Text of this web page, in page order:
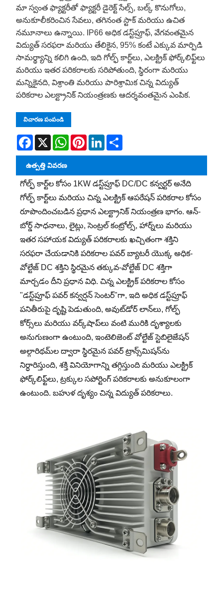
మా స్వంత ఫ్యాక్టరీతో ఫ్యాక్టరీ డైరెక్ట్ సేల్స్, బల్క్ కొనుగోలు,
అనుకూలీకరించిన సేవలు, తగినంత స్టాక్ మరియు ఉచిత
నమూనాలు ఉన్నాయి. IP66 అధిక డస్ట్‌ప్రూఫ్, వేగవంతమైన
విద్యుత్ సరఫరా మరియు తేలికైన, 95% కంటే ఎక్కువ మార్పిడి
సామర్థ్యాన్ని కలిగి ఉంది, ఇది గోల్ఫ్ కార్ట్‌లు, ఎలక్ట్రిక్ ఫోర్క్‌లిఫ్ట్‌లు
మరియు ఇతర పరికరాలకు సరిపోతుంది, స్థిరంగా మరియు
మన్నికైనది, విశ్రాంతి మరియు పారిశ్రామిక చిన్న విద్యుత్
పరికరాల ఎలక్ట్రానిక్ నియంత్రణకు ఆదర్శవంతమైన ఎంపిక.
విచారణ పంపండి
Facebook
X WhatsAppPinterestLinkedIn
ఉత్పత్తి వివరణ
గోల్ఫ్ కార్ట్‌ల కోసం 1KW డస్ట్‌ప్రూఫ్ DC/DC కన్వర్టర్ అనేది
గోల్ఫ్ కార్ట్‌లు మరియు చిన్న ఎలక్ట్రిక్ ఆపరేషన్ పరికరాల కోసం
రూపొందించబడిన ప్రధాన ఎలక్ట్రానిక్ నియంత్రణ భాగం. ఆన్-
బోర్డ్ సాధనాలు, లైట్లు, సెంట్రల్ కంట్రోల్స్, హార్న్‌లు మరియు
ఇతర సహాయక విద్యుత్ పరికరాలకు ఖచ్చితంగా శక్తిని
సరఫరా చేయడానికి పరికరాల పవర్ బ్యాటరీ యొక్క అధిక-
వోల్టేజ్ DC శక్తిని స్థిరమైన తక్కువ-వోల్టేజ్ DC శక్తిగా
మార్చడం దీని ప్రధాన విధి. చిన్న ఎలక్ట్రిక్ పరికరాల కోసం
"డస్ట్‌ప్రూఫ్ పవర్ కన్వర్షన్ సెంటర్"గా, ఇది అధిక డస్ట్‌ప్రూఫ్
పనితీరుపై దృష్టి పెడుతుంది, అవుట్‌డోర్ లాన్‌లు, గోల్ఫ్
కోర్స్‌లు మరియు వర్క్‌షాప్‌లు వంటి మురికి దృశ్యాలకు
అనుగుణంగా ఉంటుంది, ఇంటెలిజెంట్ వోల్టేజ్ స్టెబిలైజేషన్
అల్గారిథమ్‌ల ద్వారా స్థిరమైన పవర్ ట్రాన్స్‌మిషన్‌ను
నిర్ధారిస్తుంది, శక్తి వినియోగాన్ని తగ్గిస్తుంది మరియు ఎలక్ట్రిక్
ఫోర్క్‌లిఫ్ట్‌లు, ట్రక్కుల సపోర్టింగ్ పరికరాలకు అనుకూలంగా
ఉంటుంది. బహుళ దృశ్యం చిన్న విద్యుత్ పరికరాలు.